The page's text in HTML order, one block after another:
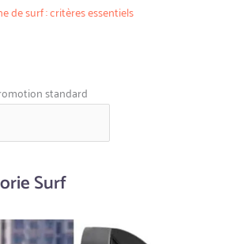
de surf : critères essentiels
Surf